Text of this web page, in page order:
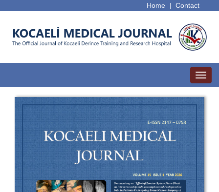
Contact
Home |